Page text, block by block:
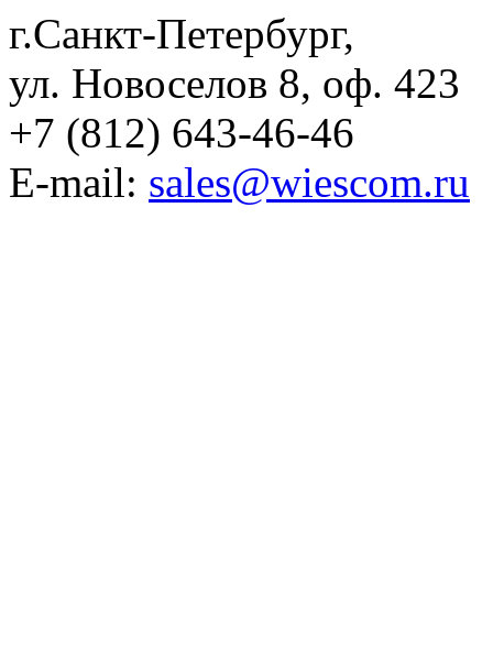
г.Санкт-Петербург,
ул. Новоселов 8, оф. 423
+7 (812) 643-46-46
E-mail: sales@wiescom.ru